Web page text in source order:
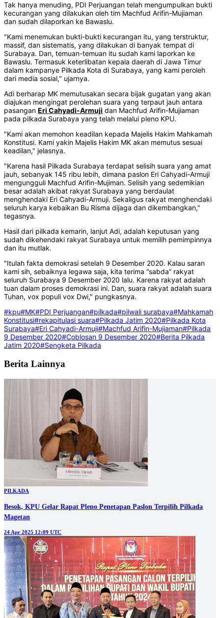
Tak hanya menuding, PDI Perjuangan telah mengumpulkan bukti
kecurangan yang dilakukan oleh tim Machfud Arifin-Mujiaman
dan sudah dilaporkan ke Bawaslu.
"Kami menemukan bukti-bukti kecurangan itu, yang terstruktur,
massif, dan sistematis, yang dilakukan di banyak tempat di
Surabaya. Dan, temuan-temuan itu sudah kami laporkan ke
Bawaslu. Termasuk keterlibatan kepala daerah di Jawa Timur
dalam kampanye Pilkada Kota di Surabaya, yang kami peroleh
dari media sosial," ujarnya.
Adi berharap MK memutusakan secara bijak gugatan yang akan
diajukan mengingat perolehan suara yang terpaut jauh antara
pasangan Eri Cahyadi-Armuji dan Machfud Arifin-Mujiaman
pada pilkada Surabaya yang telah melalui pleno KPU.
"Kami akan memohon keadilan kepada Majelis Hakim Mahkamah
Konstitusi. Kami yakin Majelis Hakim MK akan memutus sesuai
keadilan," jelasnya.
"Karena hasil Pilkada Surabaya terdapat selisih suara yang amat
jauh, sebanyak 145 ribu lebih, dimana paslon Eri Cahyadi-Armuji
mengungguli Machfud Arifin-Mujiman. Selisih yang sedemikian
besar adalah akibat rakyat Surabaya yang berdaulat
menghendaki Eri Cahyadi-Armuji. Sekaligus rakyat menghendaki
seluruh karya kebaikan Bu Risma dijaga dan dikembangkan,"
tegasnya.
Hasil dari pilkada kemarin, lanjut Adi, adalah keputusan yang
sudah dikehendaki rakyat Surabaya untuk memilih pemimpinnya
dan itu mutlak.
"Itulah fakta demokrasi setelah 9 Desember 2020. Kalau saran
kami sih, sebaiknya legawa saja, kita terima “sabda” rakyat
seluruh Surabaya 9 Desember 2020 lalu. Karena rakyat adalah
tuan dalam proses demokrasi ini. Dan, suara rakyat adalah suara
Tuhan, vox populi vox Dwi," pungkasnya.
#kpu#MK#PDI Perjuangan#pilkada#pilwali surabaya#Mahkamah
Konstitusi#rekapitulasi suara#Pilkada Jatim 2020#Pilkada Kota
Surabaya#Eri Cahyadi-Armuji#Machfud Arifin-Mujiaman#Pilkada
9 Desember 2020#Coblosan 9 Desember 2020#Berita Pilkada
Jatim 2020#Sengketa Pilkada
Berita Lainnya
PILKADA
Besok, KPU Gelar Rapat Pleno Penetapan Paslon Terpilih Pilkada
Magetan
24 Apr 2025 12:09 UTC